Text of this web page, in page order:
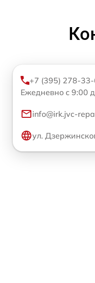
+7 (395) 278-
Ежедневно с 9:00
info@irk.jvc-
ул.